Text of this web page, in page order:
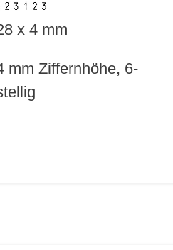
x 4 mm
mm Ziffernhöhe, 6-